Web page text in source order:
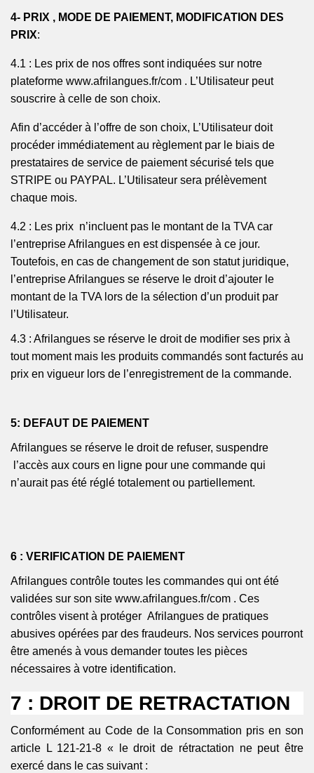
4- PRIX , MODE DE PAIEMENT, MODIFICATION DES
PRIX:
4.1 : Les prix de nos offres sont indiquées sur notre
plateforme www.afrilangues.fr/com . L’Utilisateur peut
souscrire à celle de son choix.
Afin d’accéder à l’offre de son choix, L’Utilisateur doit
procéder immédiatement au règlement par le biais de
prestataires de service de paiement sécurisé tels que
STRIPE ou PAYPAL. L’Utilisateur sera prélèvement
chaque mois.
4.2 : Les prix n’incluentpas le montant de la TVA car
l’entrepriseAfrilangues en est dispensée à ce jour.
Toutefois, en cas de changement de son statut juridique,
l’entrepriseAfrilangues se réserve le droit d’ajouter le
montant de la TVA lors de la sélection d’un produit par
l’Utilisateur.
4.3 : Afrilangues se réserve le droit de modifier ses prix à
tout moment mais les produits commandés sont facturés au
prix en vigueur lors de l’enregistrement de la commande.
5: DEFAUT DE PAIEMENT
Afrilangues se réserve le droit de refuser, suspendre
l’accès aux cours en ligne pour une commande qui
n’aurait pas été réglé totalement ou partiellement.
6 : VERIFICATION DE PAIEMENT
Afrilangues contrôle toutes les commandes qui ont été
validées sur son site www.afrilangues.fr/com . Ces
contrôles visent à protéger Afrilangues de pratiques
abusives opérées par des fraudeurs. Nos services pourront
être amenés à vous demander toutes les pièces
nécessaires à votre identification.
7 : DROIT DE RETRACTATION
Conformément au Code de la Consommation pris en son
article L 121-21-8 « le droit de rétractation ne peut être
exercé dans le cas suivant :